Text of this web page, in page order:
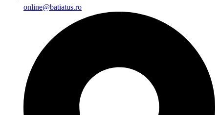
online@batiatus.ro